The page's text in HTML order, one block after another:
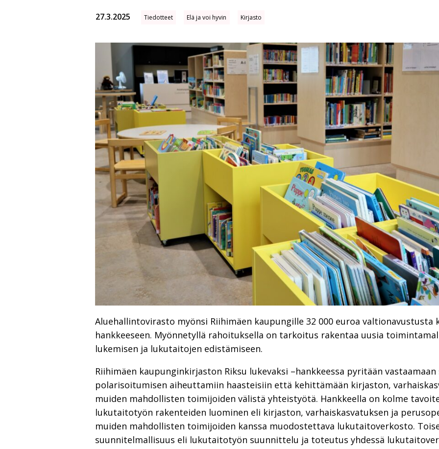
27.3.2025 Tiedotteet Elä ja voi hyvin Kirjasto
Aluehallintovirasto myönsi Riihimäen kaupungille 32 000 euroa valtionavustusta
hankkeeseen. Myönnetyllä rahoituksella on tarkoitus rakentaa uusia
lukemisen ja lukutaitojen edistämiseen.
Riihimäen kaupunginkirjaston Riksu lukevaksi –hankkeessa pyritään vastaamaan
polarisoitumisen aiheuttamiin haasteisiin että kehittämään kirjaston,
muiden mahdollisten toimijoiden välistä yhteistyötä. Hankkeella on kolme
lukutaitotyön rakenteiden luominen eli kirjaston, varhaiskasvatuksen ja
muiden mahdollisten toimijoiden kanssa muodostettava lukutaitoverkosto.
suunnitelmallisuus eli lukutaitotyön suunnittelu ja toteutus yhdessä